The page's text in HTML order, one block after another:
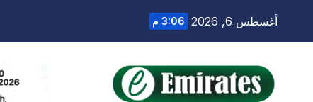
أغسطس 6, 2026 3:06 م